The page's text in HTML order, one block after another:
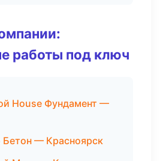
работы под ключ
House Фундамент —
— Красноярск